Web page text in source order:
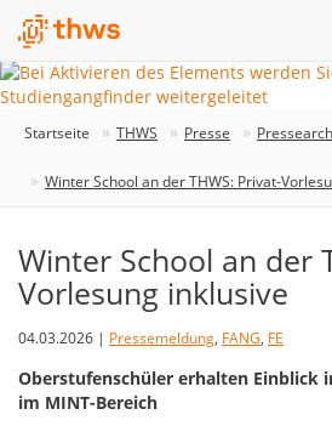
Startseite THWS Presse
Winter School an der THWS: Privat-
Winter School an der
Vorlesung inklusive
04.03.2026 | Pressemeldung, FANG, FE
Oberstufenschüler erhalten Einblick
im MINT-Bereich